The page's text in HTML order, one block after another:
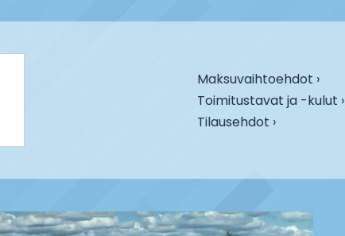
Maksuvaihtoehdot ›
Toimitustavat ja -kulut ›
Tilausehdot ›